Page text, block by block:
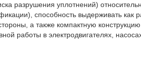
разрушения уплотнений)
способность выдерживать как
а также компактную
работы в электродвигателях,